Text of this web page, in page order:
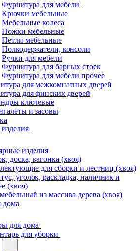
Фурнитура для мебели
Крючки мебельные
Мебельные колеса
Ножки мебельные
Петли мебельные
Полкодержатели, консоли
Ручки для мебели
Фурнитура для барных стоек
Фурнитура для мебели прочее
для межкомнатных дверей
для финских дверей
ключевые
и засовы
изделия
доска, вагонка (хвоя)
для сборки и лестниц (хвоя)
уголок, раскладка, наличник и
(хвоя)
из массива дерева (хвоя)
дома
для дома
для уборки